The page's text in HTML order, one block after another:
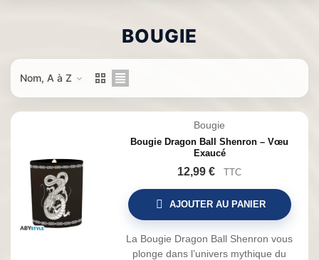
BOUGIE
Nom, A à Z
Bougie
Bougie Dragon Ball Shenron – Vœu
Exaucé
12,99 € TTC
AJOUTER AU PANIER
La Bougie Dragon Ball Shenron vous
plonge dans l’univers mythique du